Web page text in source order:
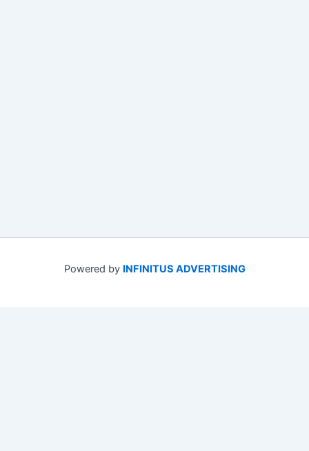
Powered by INFINITUS ADVERTISING